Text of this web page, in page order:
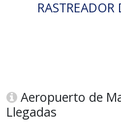
RASTREADOR
Aeropuerto de
Llegadas